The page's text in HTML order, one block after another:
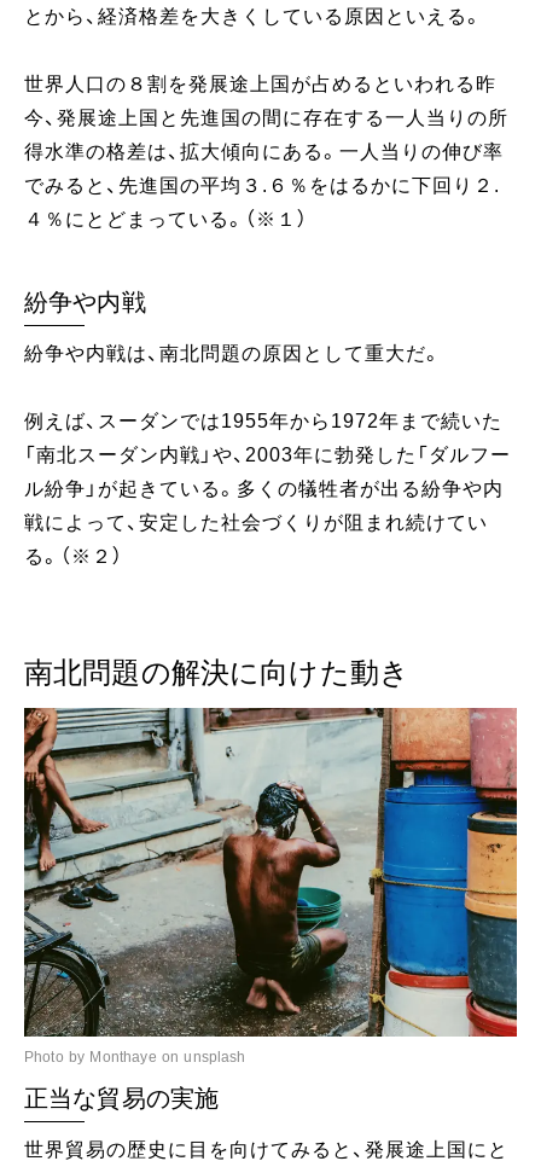
とから、経済格差を大きくしている原因といえる。
世界人口の８割を発展途上国が占めるといわれる昨
今、発展途上国と先進国の間に存在する一人当りの所
得水準の格差は、拡大傾向にある。一人当りの伸び率
でみると、先進国の平均３.６％をはるかに下回り２.
４％にとどまっている。（※１）
紛争や内戦
紛争や内戦は、南北問題の原因として重大だ。
例えば、スーダンでは1955年から1972年まで続いた
「南北スーダン内戦」や、2003年に勃発した「ダルフー
ル紛争」が起きている。多くの犠牲者が出る紛争や内
戦によって、安定した社会づくりが阻まれ続けてい
る。（※２）
南北問題の解決に向けた動き
Photo by Monthaye on unsplash
正当な貿易の実施
世界貿易の歴史に目を向けてみると、発展途上国にと